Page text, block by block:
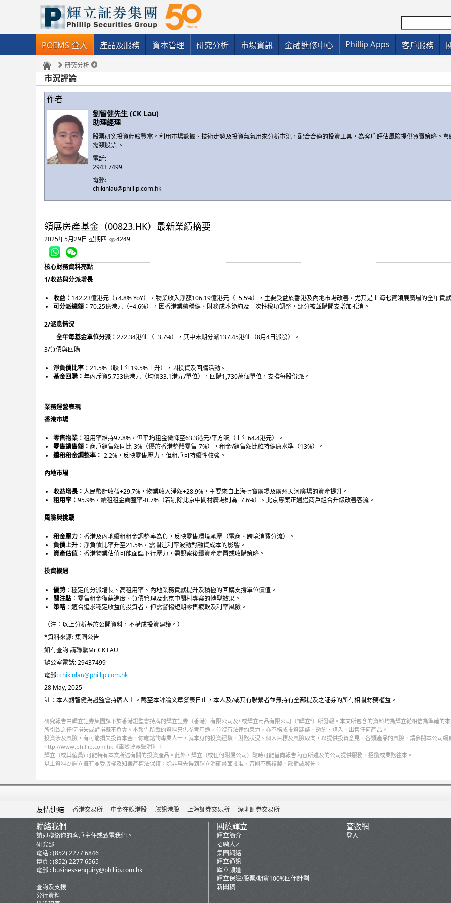
POEMS 登入 產品及服務 資本管理 研究分析 市場資訊 金融進修中心 Phillip Apps 客戶服務
研究分析
市況評論
作者
劉智健先生 (CK Lau)
助理經理
股票研究投資經驗豐富。利用市場數據、技術走勢及投資氣氛用來分析市況，配合合適的投資工具，為客戶評估風險提供買賣策略。
需類股票 。
電話:
2943 7499
電郵:
chikinlau@phillip.com.hk
領展房產基金（00823.HK）最新業績摘要
2025年5月29日 星期四 4249
核心財務資料亮點
1/收益與分派增長
收益： 142.23億港元（+4.8% YoY），物業收入淨額106.19億港元（+5.5%），主要受益於香港及內地市場改善，尤其是上海七寶領展廣場的全年貢
可分派總額： 70.25億港元（+4.6%），因香港業績穩健、財務成本節約及一次性稅項調整，部分被並購開支增加抵消。
2/派息情況
全年每基金單位分派： 272.34港仙（+3.7%），其中末期分派137.45港仙（8月4日派發）。
3/負債與回購
淨負債比率： 21.5%（較上年19.5%上升），因投資及回購活動。
基金回購： 年內斥資5.753億港元（均價33.1港元/單位），回購1,730萬個單位，支撐每股份派。
業務運營表現
香港市場
零售物業： 租用率維持97.8%，但平均租金微降至63.3港元/平方呎（上年64.4港元）。
零售銷售額： 商戶銷售額同比-3%（優於香港整體零售-7%），租金/銷售額比維持健康水準（13%）。
續租租金調整率： -2.2%，反映零售壓力，但租戶可持續性較強。
內地市場
收益增長： 人民幣計收益+29.7%，物業收入淨額+28.9%，主要來自上海七寶廣場及廣州天河廣場的資產提升。
租用率： 95.9%，續租租金調整率-0.7%（若剔除北京中關村廣場則為+7.6%）。北京專案正通過商戶組合升級改善客流。
風險與挑戰
租金壓力 ：香港及內地續租租金調整率為負，反映零售環境承壓（電商、跨境消費分流）。
負債上升 ：淨負債比率升至21.5%，需關注利率波動對融資成本的影響。
資產估值 ：香港物業估值可能面臨下行壓力，需觀察後續資產處置或收購策略。
投資機遇
優勢：穩定的分派增長、高租用率、內地業務貢獻提升及積極的回購支撐單位價值。
關注點 ：零售租金復蘇進度、負債管理及北京中關村專案的轉型效果。
策略：適合追求穩定收益的投資者，但需警惕短期零售疲軟及利率風險。
（注：以上分析基於公開資料，不構成投資建議。）
*資料來源: 集團公告
如有查詢 請聯繫Mr CK LAU
辦公室電話: 29437499
電郵:chikinlau@phillip.com.hk
28 May, 2025
註：本人劉智健為證監會持牌人士。截至本評論文章發表日止，本人及/或其有聯繫者並無持有全部提及之証券的所有相關財務權益。
研究報告由輝立証券集團旗下於香港證監會持牌的輝立証券（香港）有限公司及/ 或輝立商品有限公司（“輝立”）所發報。本文所包含的資料均為輝立從相信為準確的
所引致之任何損失或虧損概不負責。本報告所載的資料只供参考用途，並沒有法律約束力，亦不構成投資建議、邀約、購入、出售任何產品。
投資涉及風險，有可能損失投資本金。你應諮詢專業人士，就本身的投資經驗、財務狀況、個人目標及風險取向，以提供投資意見。各類產品的風險，請參閱本公司網
http://www.phillip.com.hk《風險披露聲明》。
輝立（或其僱員) 可能持有本文所述有關的投資產品。此外，輝立（或任何附屬公司）隨時可能替向報告內容所述及的公司提供服務、招攬或業務往來。
以上資料為輝立擁有並受版權及知識產權法保護。除非事先得到輝立明確書面批准，否則不應複製、散播或發佈。
友情連結 香港交易所 中金在線港股 騰訊港股 上海証券交易所 深圳証券交易所
聯絡我們
請即聯絡你的客戶主任或致電我們。
研究部
電話 : (852) 2277 6846
傳真 : (852) 2277 6565
電郵 : businessenquiry@phillip.com.hk
查詢及支援
分行資料
關於輝立
輝立簡介
招聘人才
集團網絡
輝立通訊
輝立頻道
輝立保險/股票/期貨100%回佣計劃
新聞稿
查數網
登入